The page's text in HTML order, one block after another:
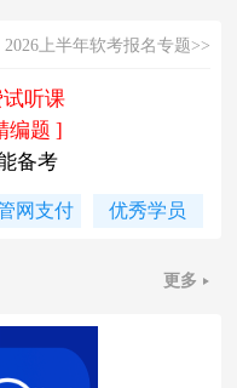
2026上半年软考报名专题>>
听课
编题 ]
备考
/兼职)
通知
网支付 优秀学员
更多